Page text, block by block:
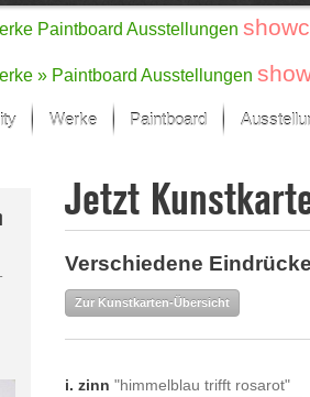
Paintboard Ausstellungen
» Paintboard Ausstellungen
Werke
Der letzte Monat im Fokus
Alle Fokus-Werke
Fokus-Werke
Neue Werke – Auswahl
Alle neuen Werke
Paintboard
Jetzt
Verschiedene
Zur Kunstkarten-Übersicht
i. zinn "himmelblau trifft rosarot"